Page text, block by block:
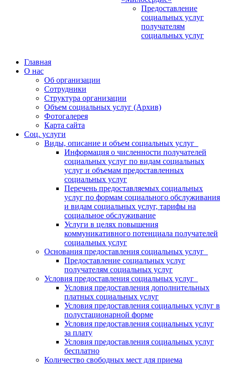
Предоставление
социальных услуг
получателям
социальных услуг
Главная
О нас
Об организации
Сотрудники
Структура организации
Объем социальных услуг (Архив)
Фотогалерея
Карта сайта
Соц. услуги
Виды, описание и объем социальных услуг
Информация о численности получателей
социальных услуг по видам социальных
услуг и объемам предоставленных
социальных услуг
Перечень предоставляемых социальных
услуг по формам социального обслуживания
и видам социальных услуг, тарифы на
социальное обслуживание
Услуги в целях повышения
коммуникативного потенциала получателей
социальных услуг
Основания предоставления социальных услуг
Предоставление социальных услуг
получателям социальных услуг
Условия предоставления социальных услуг
Условия предоставления дополнительных
платных социальных услуг
Условия предоставления социальных услуг в
полустационарной форме
Условия предоставления социальных услуг
за плату
Условия предоставления социальных услуг
бесплатно
Количество свободных мест для приема